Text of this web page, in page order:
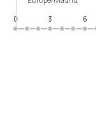
0
3 6